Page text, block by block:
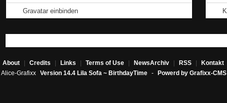
Gravatar einbinden
About Credits Links Terms of Use NewsArchiv RSS Kontakt
Alice-Grafixx Version 14.4 Lila Sofa ~ BirthdayTime - Powerd by Grafixx-CMS